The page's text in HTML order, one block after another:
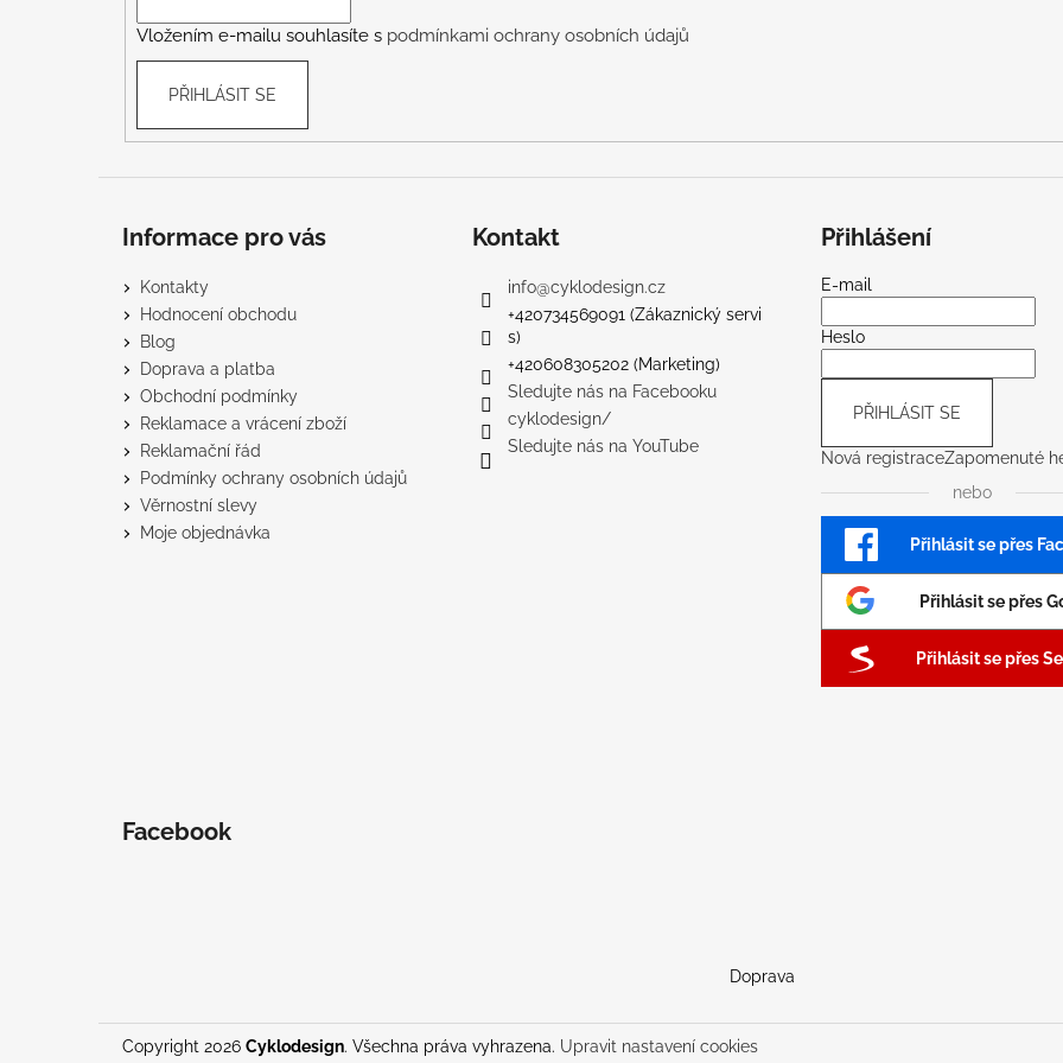
s
Vložením e-mailu souhlasíte s podmínkami ochrany osobních údajů
PŘIHLÁSIT SE
Informace pro vás
Kontakty
Hodnocení obchodu
Blog
Doprava a platba
Obchodní podmínky
Reklamace a vrácení zboží
Reklamační řád
Podmínky ochrany osobních údajů
Věrnostní slevy
Moje objednávka
Kontakt
info@cyklodesign.cz
+420734569091 (Zákaznický servi
s)
+420608305202 (Marketing)
Sledujte nás na Facebooku
cyklodesign/
Sledujte nás na YouTube
Přihlášení
E-mail
Heslo
PŘIHLÁSIT SE
Nová registraceZapomenuté
nebo
Přihlásit se přes
Přihlásit se přes
Přihlásit se přes
Facebook
Doprava
Copyright 2026 Cyklodesign. Všechna práva vyhrazena. Upravit nastavení cookies